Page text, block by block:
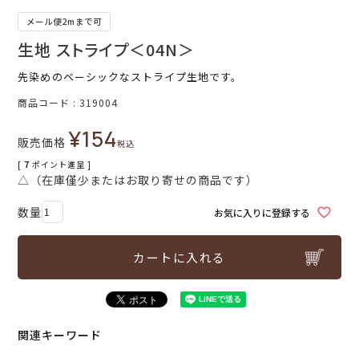
メール便2mまで可
生地 ストライプ＜04N＞
先染めのベーシックなストライプ生地です。
商品コード 319004
販売価格 ¥154税込
[ 7 ポイント進呈 ]
△（在庫僅少またはお取り寄せの商品です）
お気に入りに登録する
カートに入れる
関連キーワード